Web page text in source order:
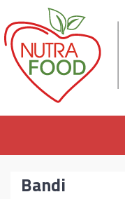
Vai al contenuto
Bandi